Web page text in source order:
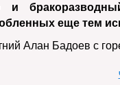
и
еще тем
Алан Бадоев с